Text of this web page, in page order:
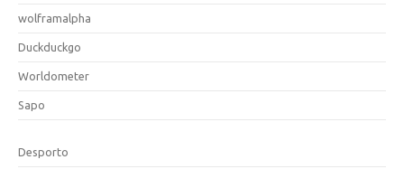
wolframalpha
Duckduckgo
Worldometer
Sapo
Desporto